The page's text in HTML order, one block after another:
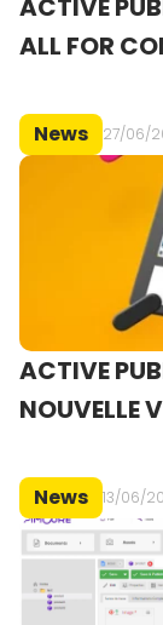
ACTIVE
ALL FOR
News 27/06/
ACTIVE
NOUVELLE
News 13/06/